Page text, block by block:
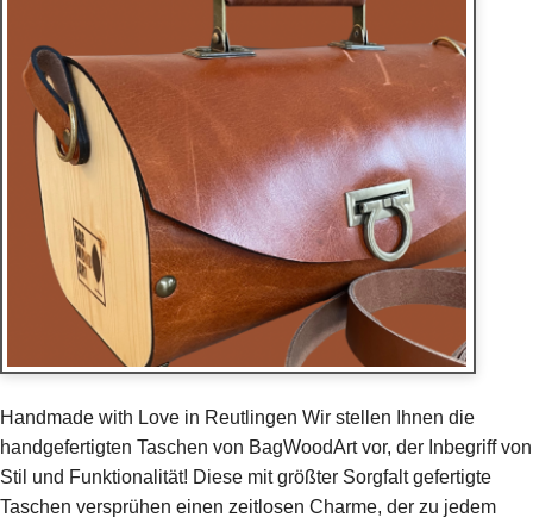
Handmade with Love in Reutlingen Wir stellen Ihnen die
handgefertigten Taschen von BagWoodArt vor, der Inbegriff von
Stil und Funktionalität! Diese mit größter Sorgfalt gefertigte
Taschen versprühen einen zeitlosen Charme, der zu jedem